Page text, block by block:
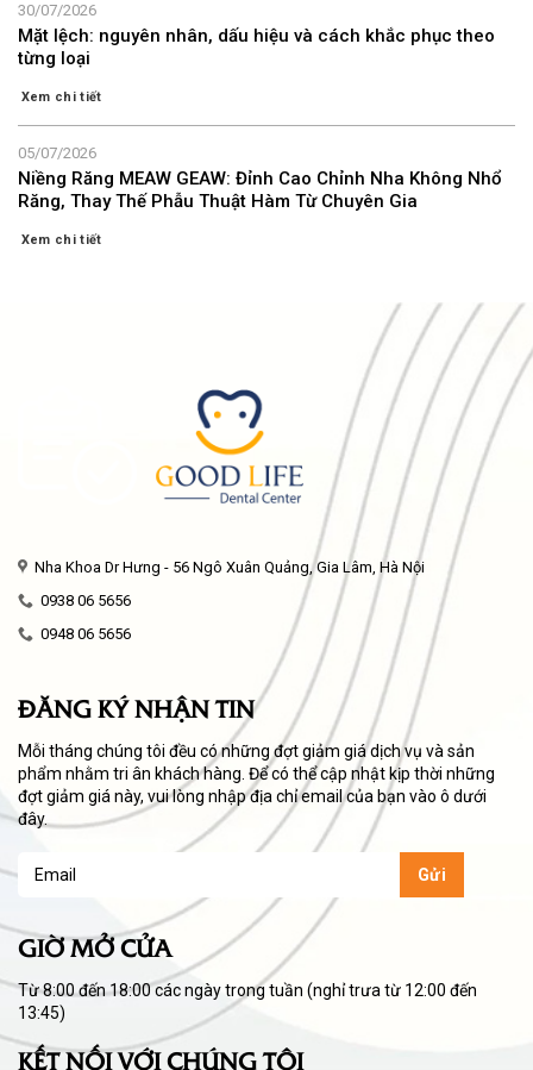
Mặt lệch: nguyên nhân, dấu hiệu và cách khắc phục theo
từng loại
30/07/2026
Xem chi tiết
Niềng Răng MEAW GEAW: Đỉnh Cao Chỉnh Nha Không Nhổ
Răng, Thay Thế Phẫu Thuật Hàm Từ Chuyên Gia
05/07/2026
Xem chi tiết
Nha Khoa Dr Hưng - 56 Ngô Xuân Quảng, Gia Lâm, Hà Nội
0938 06 5656
0948 06 5656
ĐĂNG KÝ NHẬN TIN
Mỗi tháng chúng tôi đều có những đợt giảm giá dịch vụ và sản
phẩm nhằm tri ân khách hàng. Để có thể cập nhật kịp thời những
đợt giảm giá này, vui lòng nhập địa chỉ email của bạn vào ô dưới
đây.
GIỜ MỞ CỬA
Từ 8:00 đến 18:00 các ngày trong tuần (nghỉ trưa từ 12:00 đến
13:45)
KẾT NỐI VỚI CHÚNG TÔI